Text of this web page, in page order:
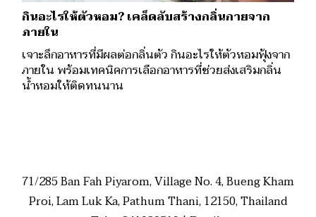
กินอะไรให้ตัวหอม? เคล็ดลับสร้างกลิ่นกายจาก
ภายใน
เจาะลึกอาหารที่มีผลต่อกลิ่นตัว กินอะไรให้ตัวหอมฟุ้งจาก
ภายใน พร้อมเทคนิคการเลือกอาหารที่ช่วยส่งเสริมกลิ่น
น้ำหอมให้ติดทนนาน
71/285 Ban Fah Piyarom, Village No. 4, Bueng Kham
Proi, Lam Luk Ka, Pathum Thani, 12150, Thailand